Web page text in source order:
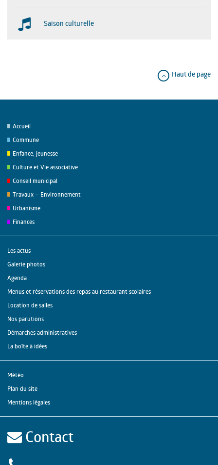
Saison culturelle
Haut de page
Accueil
Commune
Enfance, jeunesse
Culture et Vie associative
Conseil municipal
Travaux – Environnement
Urbanisme
Finances
Les actus
Galerie photos
Agenda
Menus et réservations des repas au restaurant scolaires
Location de salles
Nos parutions
Démarches administratives
La boîte à idées
Météo
Plan du site
Mentions légales
Contact